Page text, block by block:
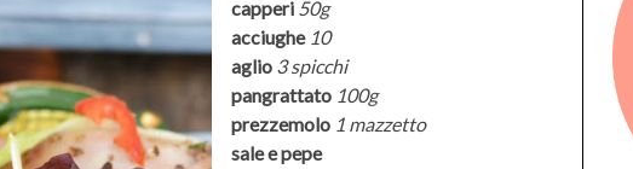
capperi 50g
acciughe 10
aglio 3 spicchi
pangrattato 100g
prezzemolo 1 mazzetto
sale e pepe